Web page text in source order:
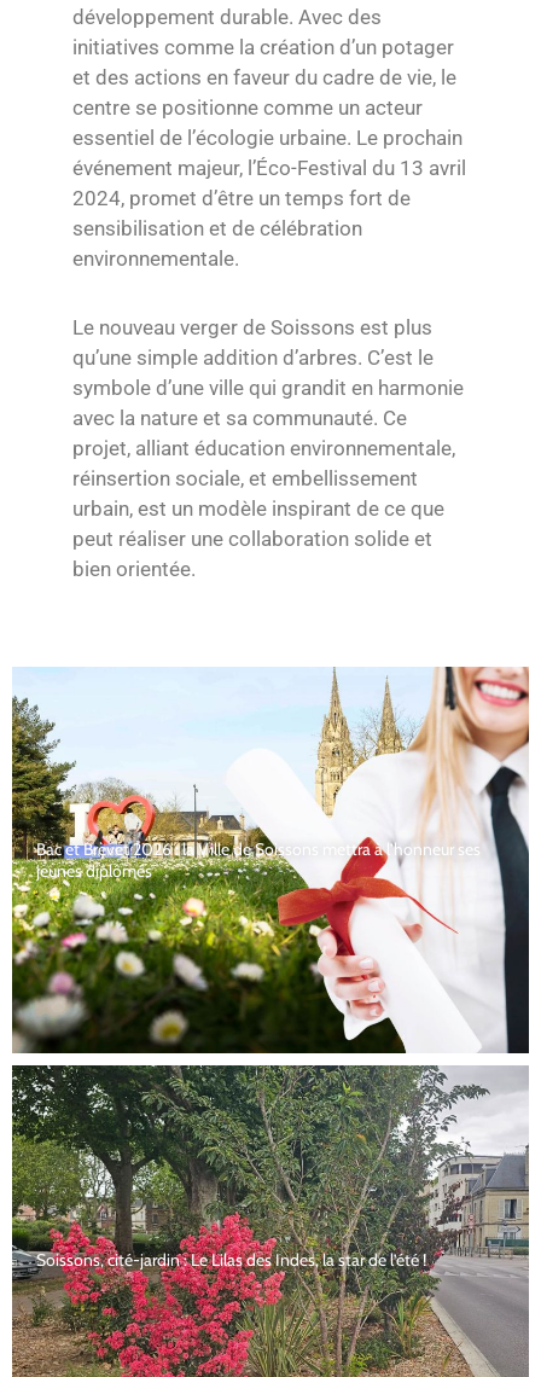
développement durable. Avec des
initiatives comme la création d’un potager
et des actions en faveur du cadre de vie, le
centre se positionne comme un acteur
essentiel de l’écologie urbaine. Le prochain
événement majeur, l’Éco-Festival du 13 avril
2024, promet d’être un temps fort de
sensibilisation et de célébration
environnementale.
Le nouveau verger de Soissons est plus
qu’une simple addition d’arbres. C’est le
symbole d’une ville qui grandit en harmonie
avec la nature et sa communauté. Ce
projet, alliant éducation environnementale,
réinsertion sociale, et embellissement
urbain, est un modèle inspirant de ce que
peut réaliser une collaboration solide et
bien orientée.
Bac et Brevet 2026 : la Ville de Soissons mettra à l’honneur ses
jeunes diplômés
Soissons, cité-jardin : Le Lilas des Indes, la star de l’été !